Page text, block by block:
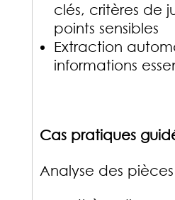
clés, critères de
points sensibles
Extraction
informations
Cas pratiques
Analyse des